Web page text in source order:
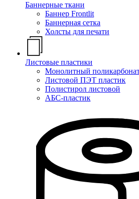
Баннерные ткани
Баннер Frontlit
Баннерная сетка
Холсты для печати
Листовые пластики
Монолитный
Листовой ПЭТ пластик
Полистирол листовой
АБС-пластик